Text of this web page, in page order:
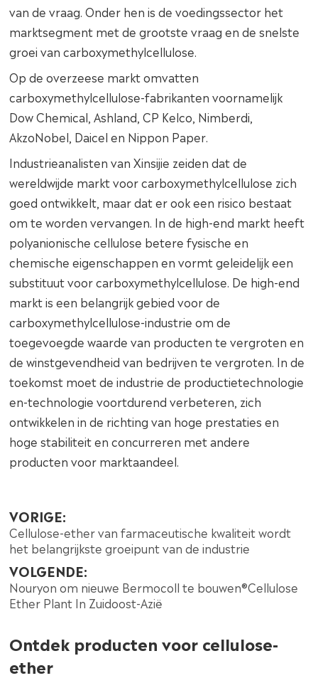
van de vraag. Onder hen is de voedingssector het
marktsegment met de grootste vraag en de snelste
groei van carboxymethylcellulose.
Op de overzeese markt omvatten
carboxymethylcellulose-fabrikanten voornamelijk
Dow Chemical, Ashland, CP Kelco, Nimberdi,
AkzoNobel, Daicel en Nippon Paper.
Industrieanalisten van Xinsijie zeiden dat de
wereldwijde markt voor carboxymethylcellulose zich
goed ontwikkelt, maar dat er ook een risico bestaat
om te worden vervangen. In de high-end markt heeft
polyanionische cellulose betere fysische en
chemische eigenschappen en vormt geleidelijk een
substituut voor carboxymethylcellulose. De high-end
markt is een belangrijk gebied voor de
carboxymethylcellulose-industrie om de
toegevoegde waarde van producten te vergroten en
de winstgevendheid van bedrijven te vergroten. In de
toekomst moet de industrie de productietechnologie
en-technologie voortdurend verbeteren, zich
ontwikkelen in de richting van hoge prestaties en
hoge stabiliteit en concurreren met andere
producten voor marktaandeel.
VORIGE:
Cellulose-ether van farmaceutische kwaliteit wordt
het belangrijkste groeipunt van de industrie
VOLGENDE:
Nouryon om nieuwe Bermocoll te bouwen®Cellulose
Ether Plant In Zuidoost-Azië
Ontdek producten voor cellulose-
ether